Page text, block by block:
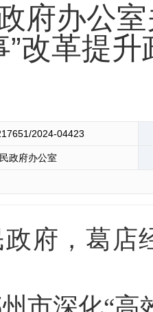
府办公
”改革提
2024-04423
政府办公室
府，葛店